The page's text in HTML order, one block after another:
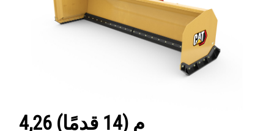
4,26 م (14 قدمًا)